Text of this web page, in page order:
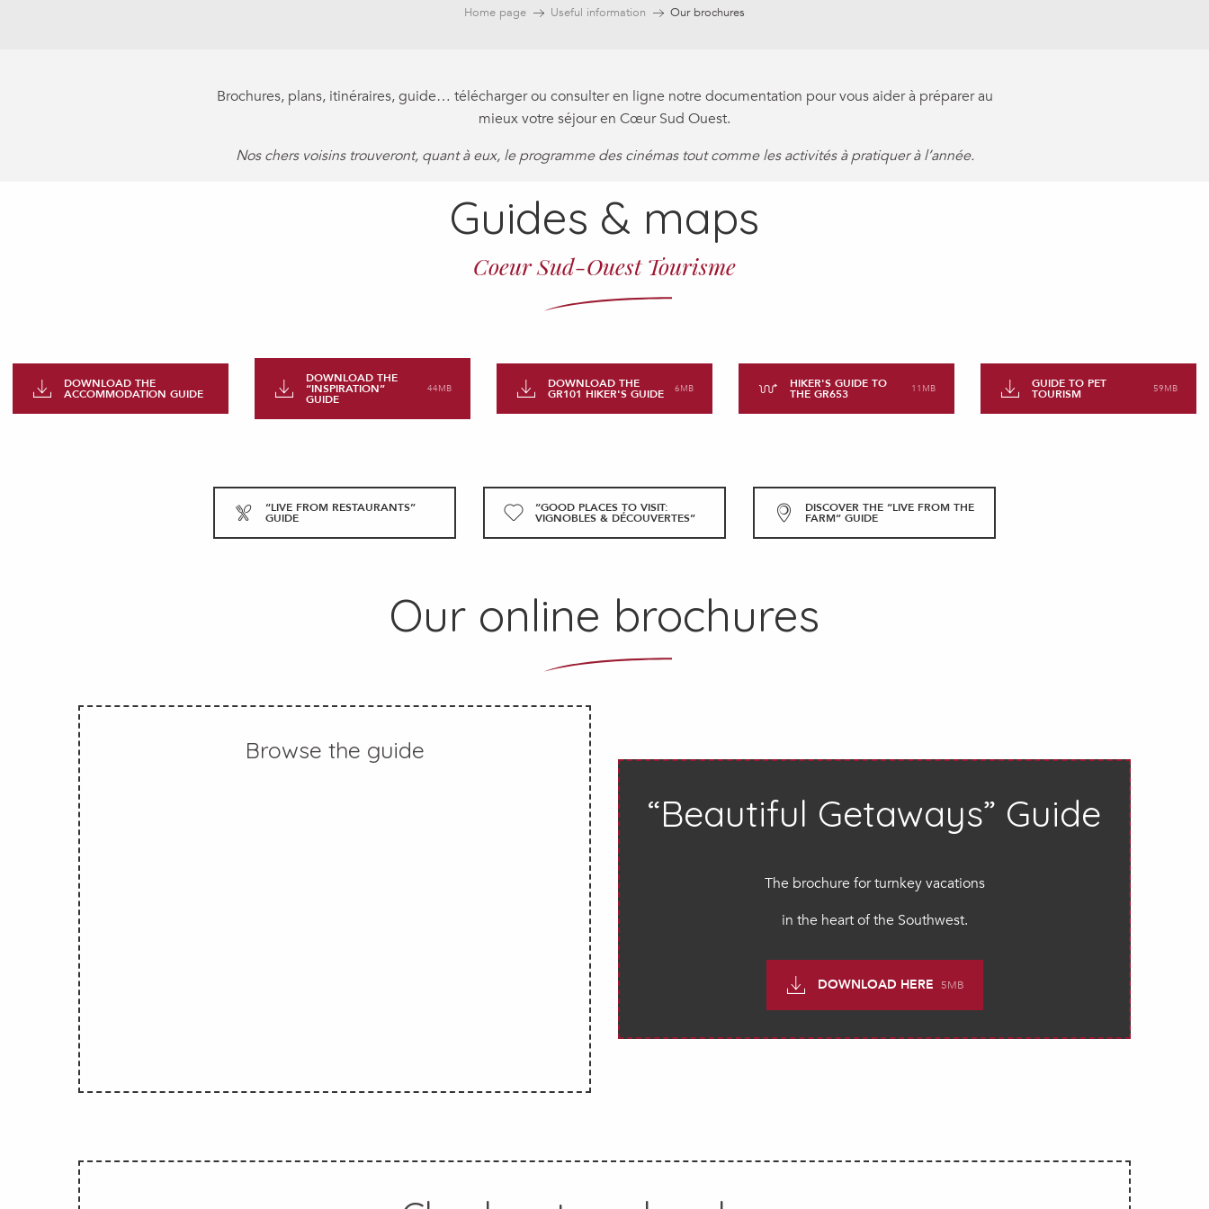
Home page Useful information Our brochures
Brochures, plans, itinéraires, guide… télécharger ou consulter en ligne notre documentation pour vous aider à préparer au
mieux votre séjour en Cœur Sud Ouest.
Nos chers voisins trouveront, quant à eux, le programme des cinémas tout comme les activités à pratiquer à l’année.
Guides & maps
Coeur Sud-Ouest Tourisme
DOWNLOAD THE
ACCOMMODATION GUIDE
DOWNLOAD THE
“INSPIRATION”
GUIDE
44MB DOWNLOAD THE
GR101 HIKER'S GUIDE 6MB HIKER'S GUIDE TO
THE GR653 11MB GUIDE TO PET
TOURISM 59MB
“LIVE FROM RESTAURANTS”
GUIDE
“GOOD PLACES TO VISIT:
VIGNOBLES & DÉCOUVERTES”
DISCOVER THE “LIVE FROM THE
FARM” GUIDE
Our online brochures
Browse the guide
“Beautiful Getaways” Guide
The brochure for turnkey vacations
in the heart of the Southwest.
DOWNLOAD HERE 5MB